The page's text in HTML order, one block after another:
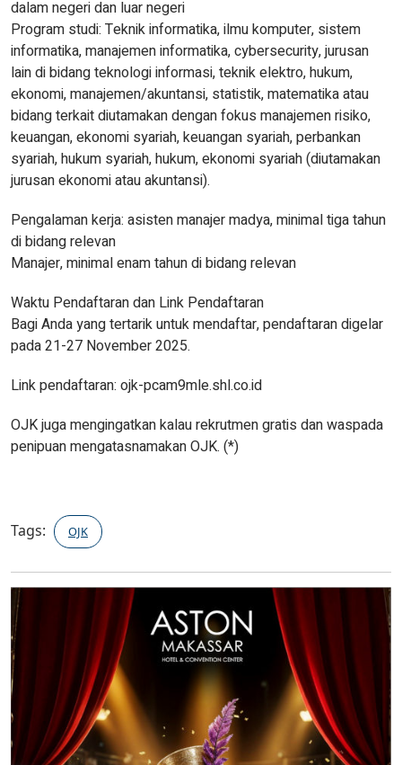
dalam negeri dan luar negeri
Program studi: Teknik informatika, ilmu komputer, sistem
informatika, manajemen informatika, cybersecurity, jurusan
lain di bidang teknologi informasi, teknik elektro, hukum,
ekonomi, manajemen/akuntansi, statistik, matematika atau
bidang terkait diutamakan dengan fokus manajemen risiko,
keuangan, ekonomi syariah, keuangan syariah, perbankan
syariah, hukum syariah, hukum, ekonomi syariah (diutamakan
jurusan ekonomi atau akuntansi).
Pengalaman kerja: asisten manajer madya, minimal tiga tahun
di bidang relevan
Manajer, minimal enam tahun di bidang relevan
Waktu Pendaftaran dan Link Pendaftaran
Bagi Anda yang tertarik untuk mendaftar, pendaftaran digelar
pada 21-27 November 2025.
Link pendaftaran: ojk-pcam9mle.shl.co.id
OJK juga mengingatkan kalau rekrutmen gratis dan waspada
penipuan mengatasnamakan OJK. (*)
Tags: OJK